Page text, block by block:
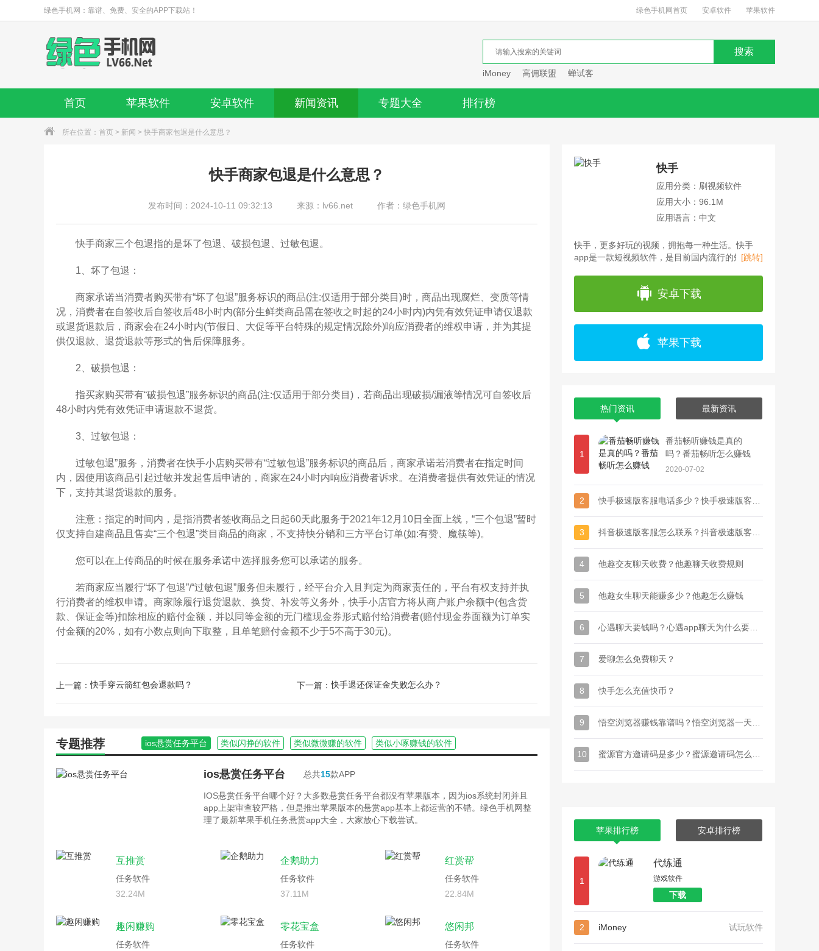
绿色手机网：靠谱、免费、安全的APP下载站！ 绿色手机网首页 安卓软件 苹果软件
iMoney 高佣联盟 蝉试客
首页 苹果软件 安卓软件 新闻资讯 专题大全 排行榜
所在位置： 首页 > 新闻 > 快手商家包退是什么意思？
快手商家包退是什么意思？
发布时间：2024-10-11 09:32:13 来源：lv66.net 作者：绿色手机网
快手商家三个包退指的是坏了包退、破损包退、过敏包退。
1、坏了包退：
商家承诺当消费者购买带有“坏了包退”服务标识的商品(注:仅适用于部分类目)时，商品出现腐烂、变质等情
况，消费者在自签收后自签收后48小时内(部分生鲜类商品需在签收之时起的24小时内)内凭有效凭证申请仅退款
或退货退款后，商家会在24小时内(节假日、大促等平台特殊的规定情况除外)响应消费者的维权申请，并为其提
供仅退款、退货退款等形式的售后保障服务。
2、破损包退：
指买家购买带有“破损包退”服务标识的商品(注:仅适用于部分类目)，若商品出现破损/漏液等情况可自签收后
48小时内凭有效凭证申请退款不退货。
3、过敏包退：
过敏包退”服务，消费者在快手小店购买带有“过敏包退”服务标识的商品后，商家承诺若消费者在指定时间
内，因使用该商品引起过敏并发起售后申请的，商家在24小时内响应消费者诉求。在消费者提供有效凭证的情况
下，支持其退货退款的服务。
注意：指定的时间内，是指消费者签收商品之日起60天此服务于2021年12月10日全面上线，“三个包退”暂时
仅支持自建商品且售卖“三个包退”类目商品的商家，不支持快分销和三方平台订单(如:有赞、魔筷等)。
您可以在上传商品的时候在服务承诺中选择服务您可以承诺的服务。
若商家应当履行“坏了包退”/“过敏包退”服务但未履行，经平台介入且判定为商家责任的，平台有权支持并执
行消费者的维权申请。商家除履行退货退款、换货、补发等义务外，快手小店官方将从商户账户余额中(包含货
款、保证金等)扣除相应的赔付金额，并以同等金额的无门槛现金券形式赔付给消费者(赔付现金券面额为订单实
付金额的20%，如有小数点则向下取整，且单笔赔付金额不少于5不高于30元)。
上一篇： 快手穿云箭红包会退款吗？ 下一篇： 快手退还保证金失败怎么办？
专题推荐 ios悬赏任务平台 类似闪挣的软件 类似微微赚的软件 类似小啄赚钱的软件
ios悬赏任务平台 总共15款APP
IOS悬赏任务平台哪个好？大多数悬赏任务平台都没有苹果版本，因为ios系统封闭并且
app上架审查较严格，但是推出苹果版本的悬赏app基本上都运营的不错。绿色手机网整
理了最新苹果手机任务悬赏app大全，大家放心下载尝试。
互推赏
任务软件
32.24M
企鹅助力
任务软件
37.11M
红赏帮
任务软件
22.84M
趣闲赚购
任务软件
零花宝盒
任务软件
悠闲邦
任务软件
快手
应用分类：刷视频软件
应用大小：96.1M
应用语言：中文
快手，更多好玩的视频，拥抱每一种生活。快手
app是一款短视频软件，是目前国内流行的短视频
[跳转]
安卓下载
苹果下载
热门资讯 最新资讯
1
番茄畅听赚钱是真的
吗？番茄畅听怎么赚钱
2020-07-02
2
3
4 他趣交友聊天收费？他趣聊天收费规则
5 他趣女生聊天能赚多少？他趣怎么赚钱
6
7 爱聊怎么免费聊天？
8 快手怎么充值快币？
9
10
苹果排行榜 安卓排行榜
1
代练通
游戏软件
下载
2 iMoney 试玩软件